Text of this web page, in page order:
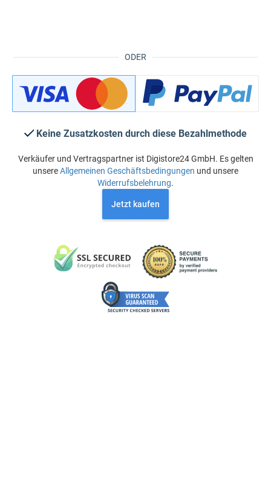
ODER
Keine Zusatzkosten durch diese Bezahlmethode
Verkäufer und Vertragspartner ist Digistore24 GmbH. Es gelten
unsereAllgemeinen Geschäftsbedingungen und unsere
Widerrufsbelehrung.
Jetzt kaufen